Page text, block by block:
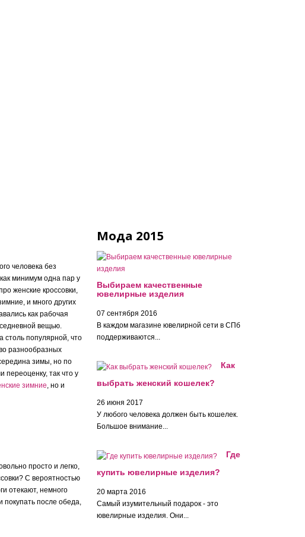
человека без
как минимум одна пар у
женские кроссовки,
и много других
как рабочая
вещью.
столь популярной, что
разнообразных
зимы, но по
переоценку, так что у
зимние, но и
просто и легко,
С вероятностью
отекают, немного
покупать после обеда,
Мода 2015
Выбираем качественные
ювелирные изделия
07 сентября 2016
В каждом магазине ювелирной сети в СПб
поддерживаются...
Как
выбрать женский кошелек?
26 июня 2017
У любого человека должен быть кошелек.
Большое внимание...
Где
купить ювелирные изделия?
20 марта 2016
Самый изумительный подарок - это
ювелирные изделия. Они...